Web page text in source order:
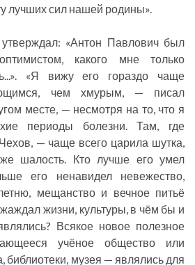
лучших сил нашей родины».
«Антон Павлович был
какого мне только
«Я вижу его гораздо чаще
чем хмурым, — писал
месте, — несмотря на то, что я
периоды болезни. Там, где
— чаще всего царила шутка,
шалость. Кто лучше его умел
его ненавидел невежество,
мещанство и вечное питьё
жизни, культуры, в чём бы и
Всякое новое полезное
учёное общество или
библиотеки, музея — являлись для